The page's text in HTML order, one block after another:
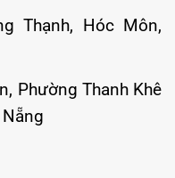
Thạnh, Hóc Môn,
Phường Thanh Khê
Nẵng